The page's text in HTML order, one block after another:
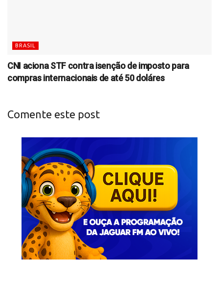
BRASIL
CNI aciona STF contra isenção de imposto para
compras internacionais de até 50 doláres
Comente este post